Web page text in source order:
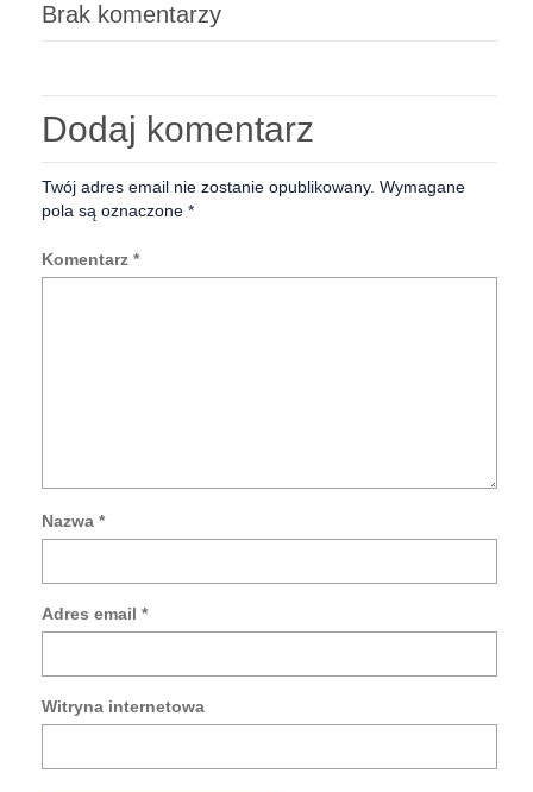
Brak komentarzy
Dodaj komentarz
Twój adres email nie zostanie opublikowany. Wymagane
pola są oznaczone *
Komentarz *
Nazwa *
Adres email *
Witryna internetowa